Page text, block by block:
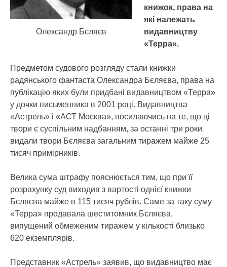
Олександр Бєляєв
книжок, права на
які належать
видавництву
«Терра».
Предметом судового розгляду стали книжки
радянського фантаста Олександра Бєляєва, права на
публікацію яких були придбані видавництвом «Терра»
у дочки письменника в 2001 році. Видавництва
«Астрель» і «АСТ Москва», посилаючись на те, що ці
твори є суспільним надбанням, за останні три роки
видали твори Бєляєва загальним тиражем майже 25
тисяч примірників.
Велика сума штрафу пояснюється тим, що при її
розрахунку суд виходив з вартості однієї книжки
Бєляєва майже в 115 тисяч рублів. Саме за таку суму
«Терра» продавала шеститомник Бєляєва,
випущений обмеженим тиражем у кількості близько
620 екземплярів.
Представник «Астрель» заявив, що видавництво має